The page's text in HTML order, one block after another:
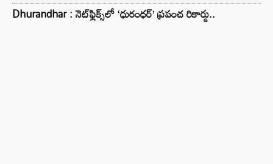
Dhurandhar : నెట్‌ఫ్లిక్స్‌లో ‘ధురంధర్’ ప్రపంచ రికార్డు..